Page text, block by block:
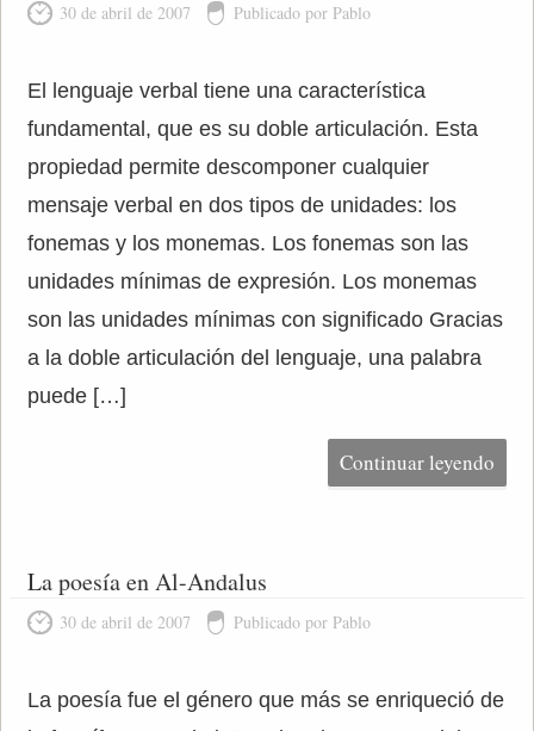
30 de abril de 2007 Publicado por Pablo
El lenguaje verbal tiene una característica
fundamental, que es su doble articulación. Esta
propiedad permite descomponer cualquier
mensaje verbal en dos tipos de unidades: los
fonemas y los monemas. Los fonemas son las
unidades mínimas de expresión. Los monemas
son las unidades mínimas con significado Gracias
a la doble articulación del lenguaje, una palabra
puede […]
Continuar leyendo
La poesía en Al-Andalus
30 de abril de 2007 Publicado por Pablo
La poesía fue el género que más se enriqueció de